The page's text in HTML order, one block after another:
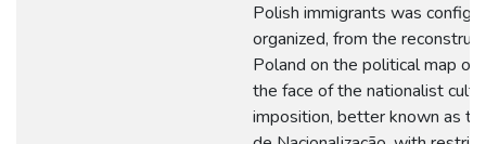
Polish immigrants was
organized, from the
Poland on the political map of
the face of the nationalist
imposition, better known as